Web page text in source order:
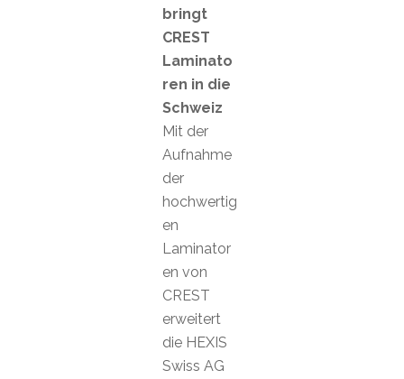
bringt
CREST
Laminato
ren in die
Schweiz
Mit der
Aufnahme
der
hochwertig
en
Laminator
en von
CREST
erweitert
die HEXIS
Swiss AG